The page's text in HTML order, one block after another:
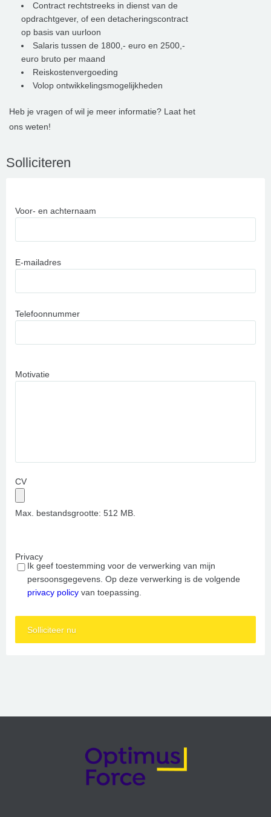
Contract rechtstreeks in dienst van de
opdrachtgever, of een detacheringscontract
op basis van uurloon
Salaris tussen de 1800,- euro en 2500,-
euro bruto per maand
Reiskostenvergoeding
Volop ontwikkelingsmogelijkheden
Heb je vragen of wil je meer informatie? Laat het
ons weten!
Solliciteren
Voor- en achternaam
E-mailadres
Telefoonnummer
Motivatie
CV
Max. bestandsgrootte: 512 MB.
Privacy
Ik geef toestemming voor de verwerking van mijn
persoonsgegevens. Op deze verwerking is de volgende
privacy policy van toepassing.